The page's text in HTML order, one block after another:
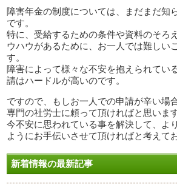
障害年金の制度については、まだまだ知
です。
特に、受給するための条件や資料のそろ
ウハウがあるために、お一人では難しい
す。
障害によって様々な不安を抱えられてい
請はハードルが高いのです。
ですので、もしお一人での申請が辛い場
専門の社労士に頼って頂ければと思います
今不安に思われている事を解決して、よ
ようにお手伝いさせて頂ければと考えて
新着情報の最新記事